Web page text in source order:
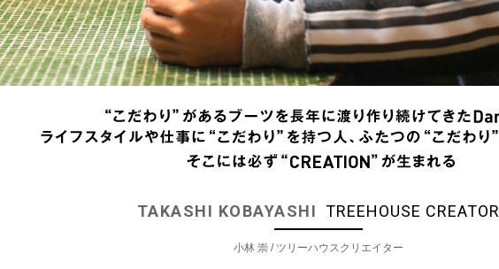
TAKASHI KOBAYASHI TREEHOUSE CREATOR
小林 崇 / ツリーハウスクリエイター